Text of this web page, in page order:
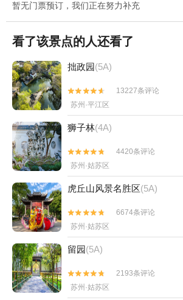
暂无门票预订，我们正在努力补充
看了该景点的人还看了
拙政园(5A)


13227条评论
苏州·平江区
狮子林(4A)


4420条评论
苏州·姑苏区
虎丘山风景名胜区(5A)


6674条评论
苏州·姑苏区
留园(5A)


2193条评论
苏州·姑苏区